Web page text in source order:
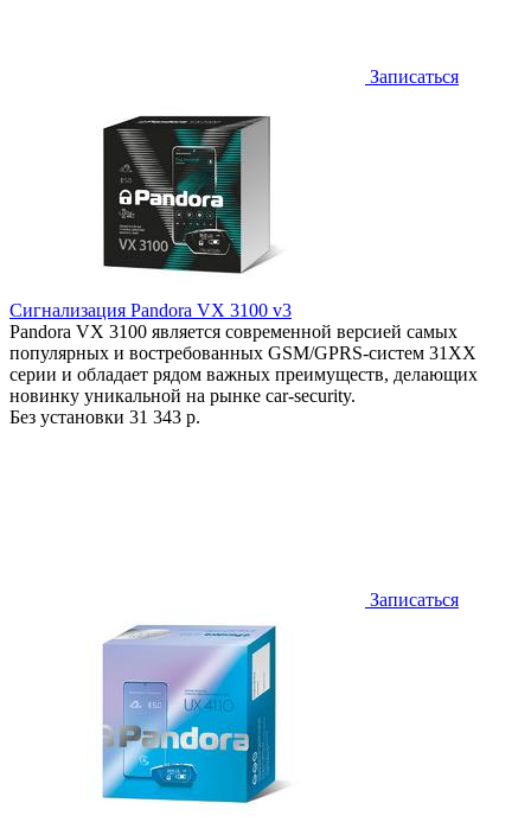
Записаться
Сигнализация Pandora VX 3100 v3
Pandora VX 3100 является современной версией самых
популярных и востребованных GSM/GPRS-систем 31ХХ
серии и обладает рядом важных преимуществ, делающих
новинку уникальной на рынке car-security.
Без установки 31 343 р.
Записаться